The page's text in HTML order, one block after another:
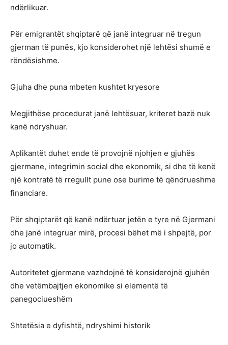
ndërlikuar.
Për emigrantët shqiptarë që janë integruar në tregun
gjerman të punës, kjo konsiderohet një lehtësi shumë e
rëndësishme.
Gjuha dhe puna mbeten kushtet kryesore
Megjithëse procedurat janë lehtësuar, kriteret bazë nuk
kanë ndryshuar.
Aplikantët duhet ende të provojnë njohjen e gjuhës
gjermane, integrimin social dhe ekonomik, si dhe të kenë
një kontratë të rregullt pune ose burime të qëndrueshme
financiare.
Për shqiptarët që kanë ndërtuar jetën e tyre në Gjermani
dhe janë integruar mirë, procesi bëhet më i shpejtë, por
jo automatik.
Autoritetet gjermane vazhdojnë të konsiderojnë gjuhën
dhe vetëmbajtjen ekonomike si elementë të
panegociueshëm
Shtetësia e dyfishtë, ndryshimi historik